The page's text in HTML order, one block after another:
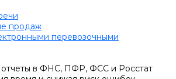
продаж
перевозочными
отчеты в ФНС, ПФР, ФСС и Росстат